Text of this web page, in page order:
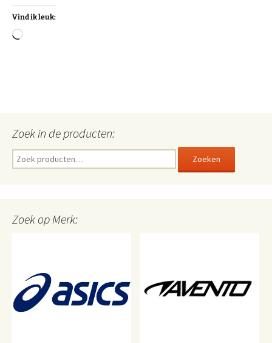
Vind ik leuk:
Aan
Zoek in de producten:
Zoeken
naar:
Zoeken
Zoek op Merk: